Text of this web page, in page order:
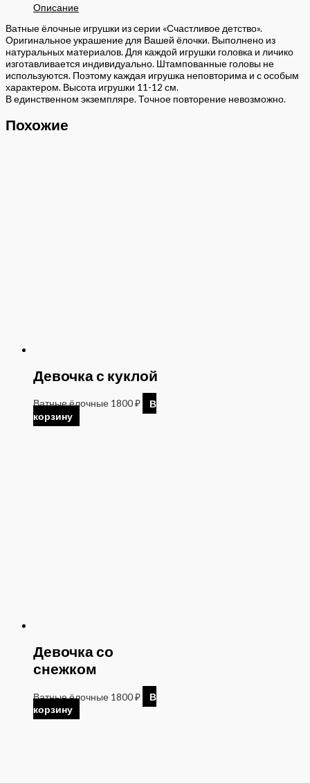
Описание
Ватные ёлочные игрушки из серии «Счастливое детство».
Оригинальное украшение для Вашей ёлочки. Выполнено из
натуральных материалов. Для каждой игрушки головка и личико
изготавливается индивидуально. Штампованные головы не
используются. Поэтому каждая игрушка неповторима и с особым
характером. Высота игрушки 11-12 см.
В единственном экземпляре. Точное повторение невозможно.
Похожие
Девочка с куклой
Ватные ёлочные 1800₽
В
корзину
Девочка со
снежком
Ватные ёлочные 1800₽
В
корзину